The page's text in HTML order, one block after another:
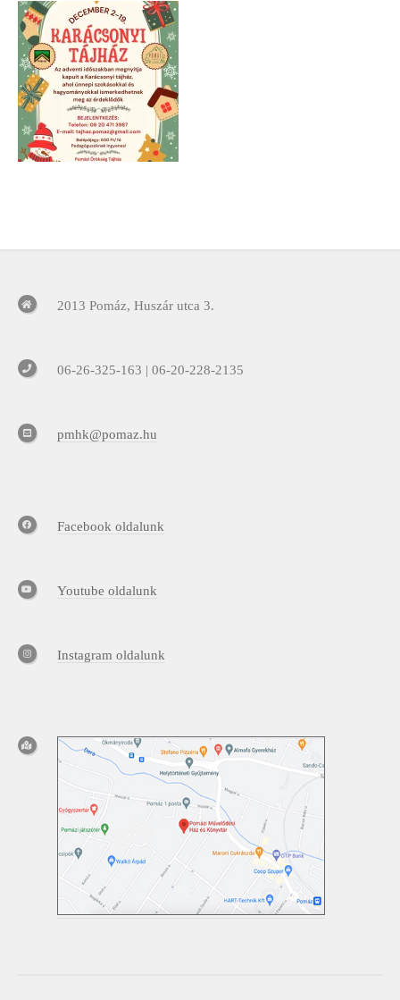
2013 Pomáz, Huszár utca 3.
06-26-325-163 | 06-20-228-2135
pmhk@pomaz.hu
Facebook oldalunk
Youtube oldalunk
Instagram oldalunk